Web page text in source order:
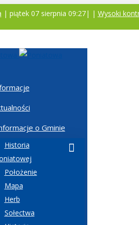
| piątek 07 sierpnia 09:27| | Wysoki
o Gminie
Historia
Położenie
Mapa
Herb
Sołectwa